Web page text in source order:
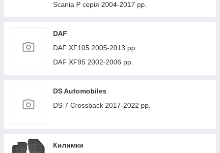
Scania P серія 2004-2017 рр.
DAF
DAF XF105 2005-2013 рр.
DAF XF95 2002-2006 рр.
DS Automobiles
DS 7 Crossback 2017-2022 рр.
Килимки